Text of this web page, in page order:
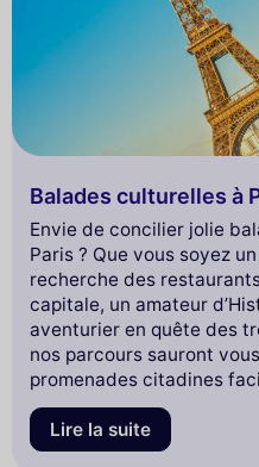
Balades culturelles à
Envie de concilier jolie
Paris ? Que vous soyez
recherche des
capitale, un amateur
aventurier en quête des
nos parcours sauront
promenades citadines
pour vous faire découvrir
historique, du Paris
rustique… et vous
Lire la suite